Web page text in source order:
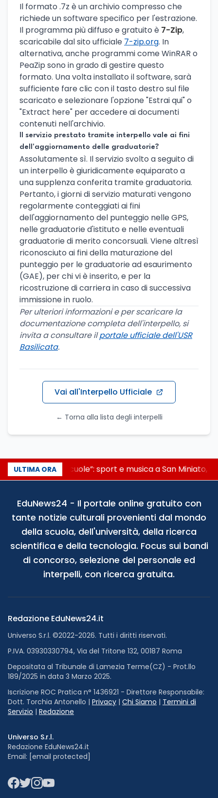
Il formato .7z è un archivio compresso che
richiede un software specifico per l'estrazione.
Il programma più diffuso e gratuito è 7-Zip,
scaricabile dal sito ufficiale 7-zip.org. In
alternativa, anche programmi come WinRAR o
PeaZip sono in grado di gestire questo
formato. Una volta installato il software, sarà
sufficiente fare clic con il tasto destro sul file
scaricato e selezionare l'opzione "Estrai qui" o
"Extract here" per accedere ai documenti
contenuti nell'archivio.
Il servizio prestato tramite interpello vale ai fini
dell'aggiornamento delle graduatorie?
Assolutamente sì. Il servizio svolto a seguito di
un interpello è giuridicamente equiparato a
una supplenza conferita tramite graduatoria.
Pertanto, i giorni di servizio maturati vengono
regolarmente conteggiati ai fini
dell'aggiornamento del punteggio nelle GPS,
nelle graduatorie d'istituto e nelle eventuali
graduatorie di merito concorsuali. Viene altresì
riconosciuto ai fini della maturazione del
punteggio per le graduatorie ad esaurimento
(GAE), per chi vi è inserito, e per la
ricostruzione di carriera in caso di successiva
immissione in ruolo.
Per ulteriori informazioni e per scaricare la
documentazione completa dell'interpello, si
invita a consultare ilportale ufficiale dell'USR
Basilicata.
Vai all'Interpello Ufficiale
← Torna alla lista degli interpelli
ULTIMA ORA
“Noi siamo le Scuole”: sport e musica a San Miniato,
EduNews24 - Il portale online gratuito con
tante notizie culturali provenienti dal mondo
della scuola, dell'università, della ricerca
scientifica e della tecnologia. Focus sui bandi
di concorso, selezione del personale ed
interpelli, con ricerca gratuita.
Redazione EduNews24.it
Universo S.r.l. ©2022-2026. Tutti i diritti riservati.
P.IVA. 03930330794, Via del Tritone 132, 00187 Roma
Depositata al Tribunale di Lamezia Terme(CZ) - Prot.llo
189/2025 in data 3 Marzo 2025.
Iscrizione ROC Pratica n° 1436921 - Direttore Responsabile:
Dott. Torchia Antonello | Privacy | Chi Siamo | Termini di
Servizio | Redazione
Universo S.r.l.
Redazione EduNews24.it
Email: [email protected]
Facebook
TwitterInstagram
YouTube